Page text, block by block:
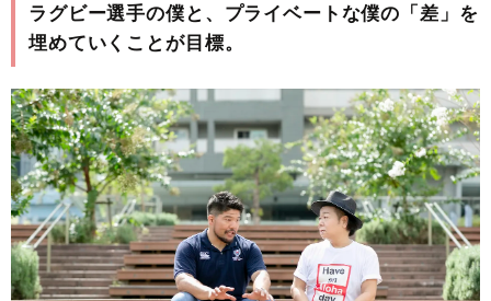
ラグビー選手の僕と、プライベートな僕の「差」を
埋めていくことが目標。